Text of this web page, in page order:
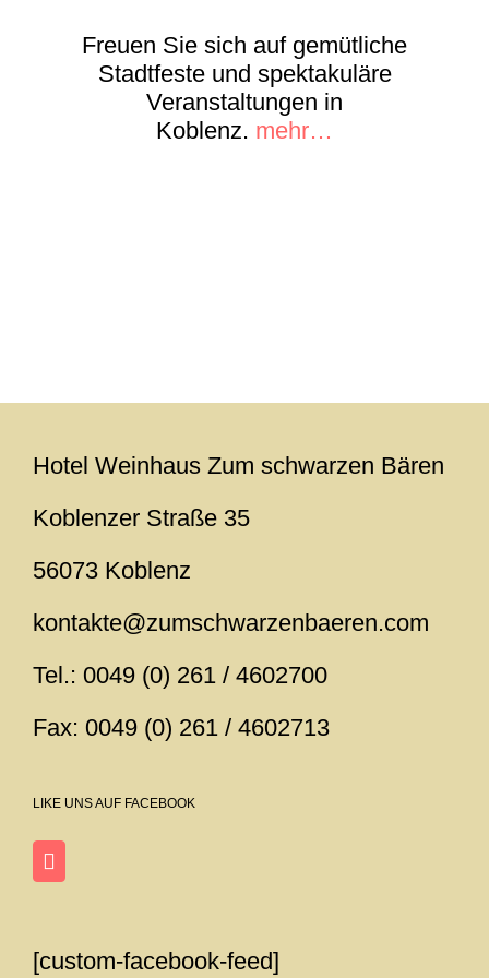
Freuen Sie sich auf gemütliche
Stadtfeste und spektakuläre
Veranstaltungen in
Koblenz. mehr…
Hotel Weinhaus Zum schwarzen Bären
Koblenzer Straße 35
56073 Koblenz
kontakte@zumschwarzenbaeren.com
Tel.: 0049 (0) 261 / 4602700
Fax: 0049 (0) 261 / 4602713
LIKE UNS AUF FACEBOOK
[custom-facebook-feed]